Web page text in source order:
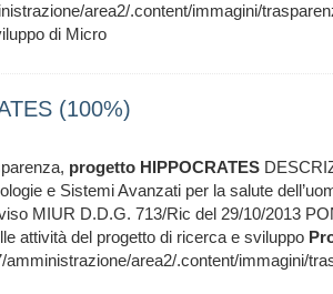
area2/.content/immagini/
di Micro
(100%)
progetto HIPPOCRATES
e Sistemi Avanzati per la salute
MIUR D.D.G. 713/Ric del 29/10/2013
attività del progetto di ricerca e sviluppo
area2/.content/immagini/